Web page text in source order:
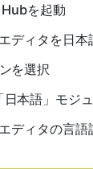
を起動
ィタを日本
を選択
本語」モジ
ィタの言語